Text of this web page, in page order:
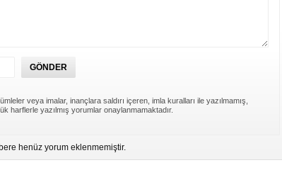
veya imalar, inançlara saldırı içeren, imla kuralları ile yazılmamış,
harflerle yazılmış yorumlar onaylanmamaktadır.
henüz yorum eklenmemiştir.